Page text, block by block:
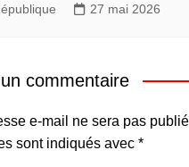
27 mai 2026
commentaire
e-mail ne sera pas
sont indiqués avec *